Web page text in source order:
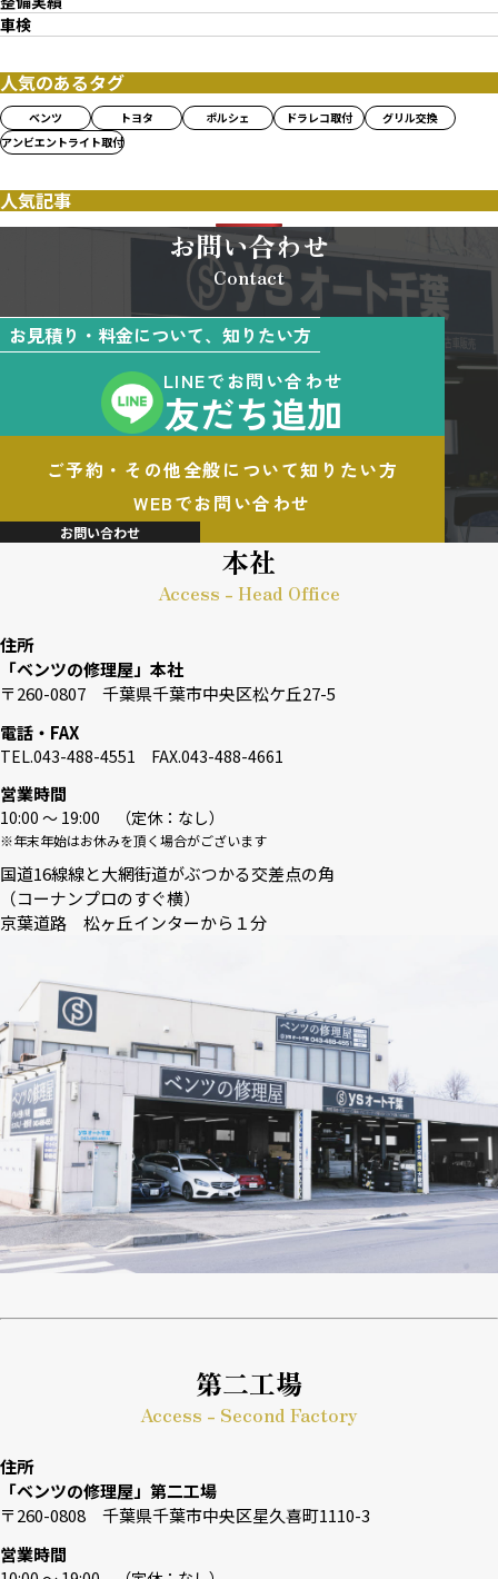
車検
人気のあるタグ
ベンツ トヨタ ポルシェ ドラレコ取付
グリル交換
アンビエントライト取付
人気記事
お問い合わせ
Contact
お見積り・料金について、知りたい方
LINEでお問い合わせ
友だち追加
ご予約・その他全般について知りたい方
WEBでお問い合わせ
お問い合わせ
本社
Access - Head Office
住所
「ベンツの修理屋」本社
〒260-0807 千葉県千葉市中央区松ケ丘27-5
電話・FAX
TEL.043-488-4551 FAX.043-488-4661
営業時間
10:00 〜 19:00 （定休：なし）
※年末年始はお休みを頂く場合がございます
国道16線線と大網街道がぶつかる交差点の角
（コーナンプロのすぐ横）
京葉道路 松ヶ丘インターから１分
第二工場
Access - Second Factory
住所
「ベンツの修理屋」第二工場
〒260-0808 千葉県千葉市中央区星久喜町1110-3
営業時間